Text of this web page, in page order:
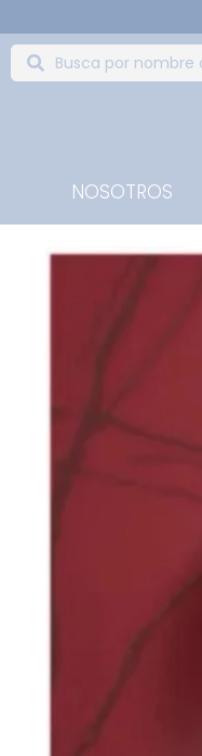
NOSOTROS